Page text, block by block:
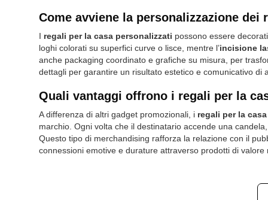
Come avviene la personalizzazione dei
I regali per la casa personalizzati possono essere
loghi colorati su superfici curve o lisce, mentre l’incisione
anche packaging coordinato e grafiche su misura, per
dettagli per garantire un risultato estetico e comunicativo di
Quali vantaggi offrono i regali per la
A differenza di altri gadget promozionali, i regali per la
marchio. Ogni volta che il destinatario accende una
Questo tipo di merchandising rafforza la relazione con il
connessioni emotive e durature attraverso prodotti di valore